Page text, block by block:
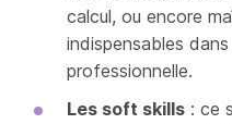
calcul, ou encore
indispensables
professionnelle.
Les soft skills : ce